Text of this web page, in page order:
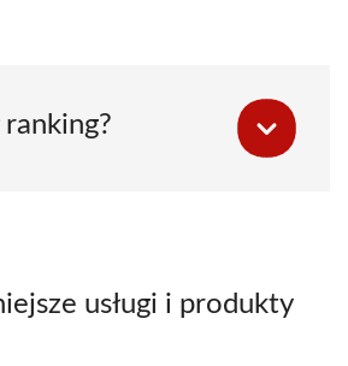
ranking?
usługi i produkty